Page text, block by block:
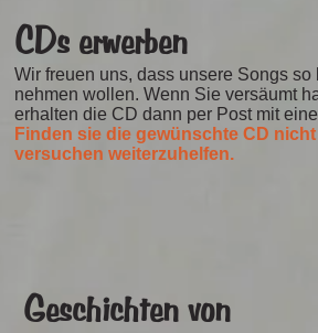
CDs erwerben
Wir freuen uns, dass unsere Songs
nehmen wollen. Wenn Sie versäumt
erhalten die CD dann per Post mit
Finden sie die gewünschte CD
versuchen weiterzuhelfen.
Geschichten von